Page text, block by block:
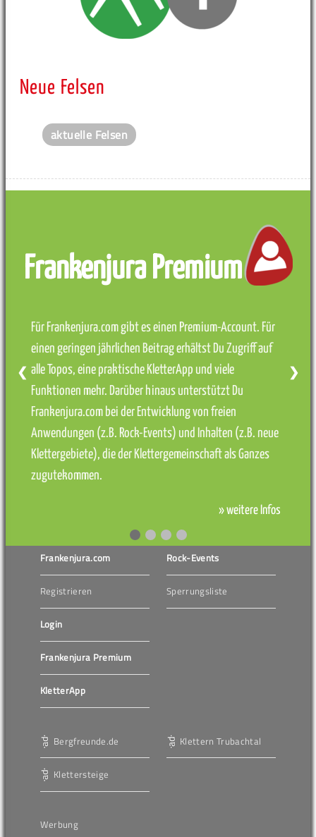
Neue Felsen
aktuelle Felsen
Frankenjura Premium
Für Frankenjura.com gibt es einen Premium-Account. Für
einen geringen jährlichen Beitrag erhältst Du Zugriff auf
alle Topos, eine praktische KletterApp und viele
Funktionen mehr. Darüber hinaus unterstützt Du
Frankenjura.com bei der Entwicklung von freien
Anwendungen (z.B. Rock-Events) und Inhalten (z.B. neue
Klettergebiete), die der Klettergemeinschaft als Ganzes
zugutekommen.
» weitere Infos
❮ ❯
Frankenjura.com
Registrieren
Login
Frankenjura Premium
KletterApp
Rock-Events
Sperrungsliste
Bergfreunde.de
Klettersteige
Klettern Trubachtal
Werbung